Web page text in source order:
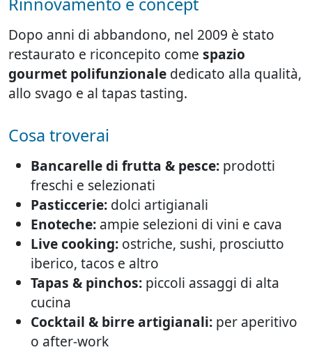
Dopo anni di abbandono, nel 2009 è stato
restaurato e riconcepito come spazio
gourmet polifunzionale dedicato alla qualità,
allo svago e al tapas tasting.
Cosa troverai
Bancarelle di frutta & pesce: prodotti
freschi e selezionati
Pasticcerie: dolci artigianali
Enoteche: ampie selezioni di vini e cava
Live cooking: ostriche, sushi, prosciutto
iberico, tacos e altro
Tapas & pinchos: piccoli assaggi di alta
cucina
Cocktail & birre artigianali: per aperitivo
o after-work